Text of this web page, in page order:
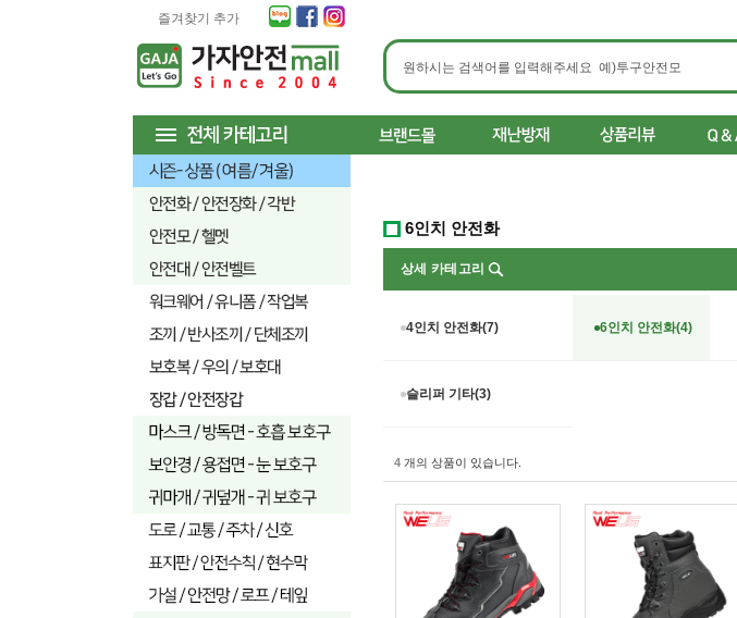
즐겨찾기 추가
6인치 안전화
상세 카테고리
4인치 안전화(7) 6인치 안전화(4)
슬리퍼 기타(3)
4 개의 상품이 있습니다.